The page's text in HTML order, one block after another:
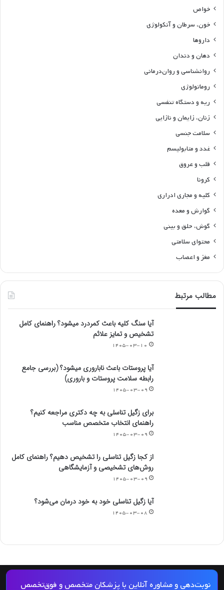
خواص
خون، سرطان و آنکولوژی
داروها
دهان و دندان
روانشناسی و روان‌درمانی
روماتولوژی
ریه و دستگاه تنفسی
زنان، زایمان و نازایی
سلامت جنسی
غدد و متابولیسم
قلب و عروق
کرونا
کلیه و مجاری ادراری
گوارش و معده
گوش، حلق و بینی
محتوای سلامتی
مغز و اعصاب
مطالب مرتبط
آیا سنگ کلیه باعث کمردرد میشود؟ راهنمای کامل
تشخیص و تمایز علائم
۱۴۰۵-۰۳-۱۰
آیا پروستات باعث ناباروری میشود؟ (بررسی جامع
رابطه سلامت پروستات و باروری)
۱۴۰۵-۰۳-۰۹
برای زگیل تناسلی به چه دکتری مراجعه کنیم؟
راهنمای انتخاب متخصص مناسب
۱۴۰۵-۰۳-۰۹
از کجا زگیل تناسلی را تشخیص دهیم؟ راهنمای کامل
روش‌های تشخیصی و آزمایشگاهی
۱۴۰۵-۰۳-۰۹
آیا زگیل تناسلی خود به خود درمان می‌شود؟
۱۴۰۵-۰۳-۰۸
نوبت‌دهی و مشاوره آنلاین با پزشکان متخصص و فوق‌تخصص
© کپی رایت 2026, کلیه حقوق مادی و معنوی این مجله و کلیه خدمات آن محفوظ و متعلق